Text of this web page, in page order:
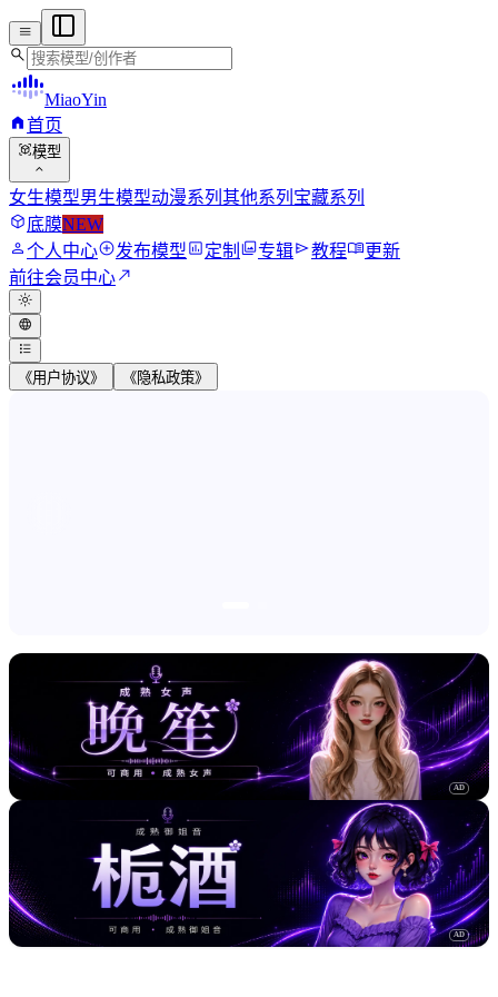
menu
search
MiaoYin
home首页
view_in_ar模型
expand_more
女生模型男生模型动漫系列 其他系列 宝藏系列
deployed_code底膜NEW
person个人中心add_circle发布模型assessment定制 photo_library专辑send教程menu_book更新
前往会员中心north_east
light_mode
language
format_list_bulleted
《用户协议》 《隐私政策》
AD
AD